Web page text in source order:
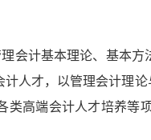
会计基本理论、基本
人才，以管理会计理
高端会计人才培养